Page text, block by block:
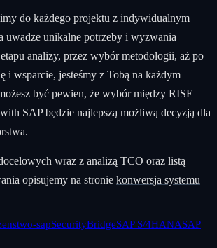
do każdego projektu z indywidualnym
uwadze unikalne potrzeby i wyzwania
analizy, przez wybór metodologii, aż po
i wsparcie, jesteśmy z Tobą na każdym
być pewien, że wybór między RISE
SAP będzie najlepszą możliwą decyzją dla
wraz z analizą TCO oraz listą
opisujemy na stronie konwersja systemu
sapSecurityBridgeSAP S/4HANASAP